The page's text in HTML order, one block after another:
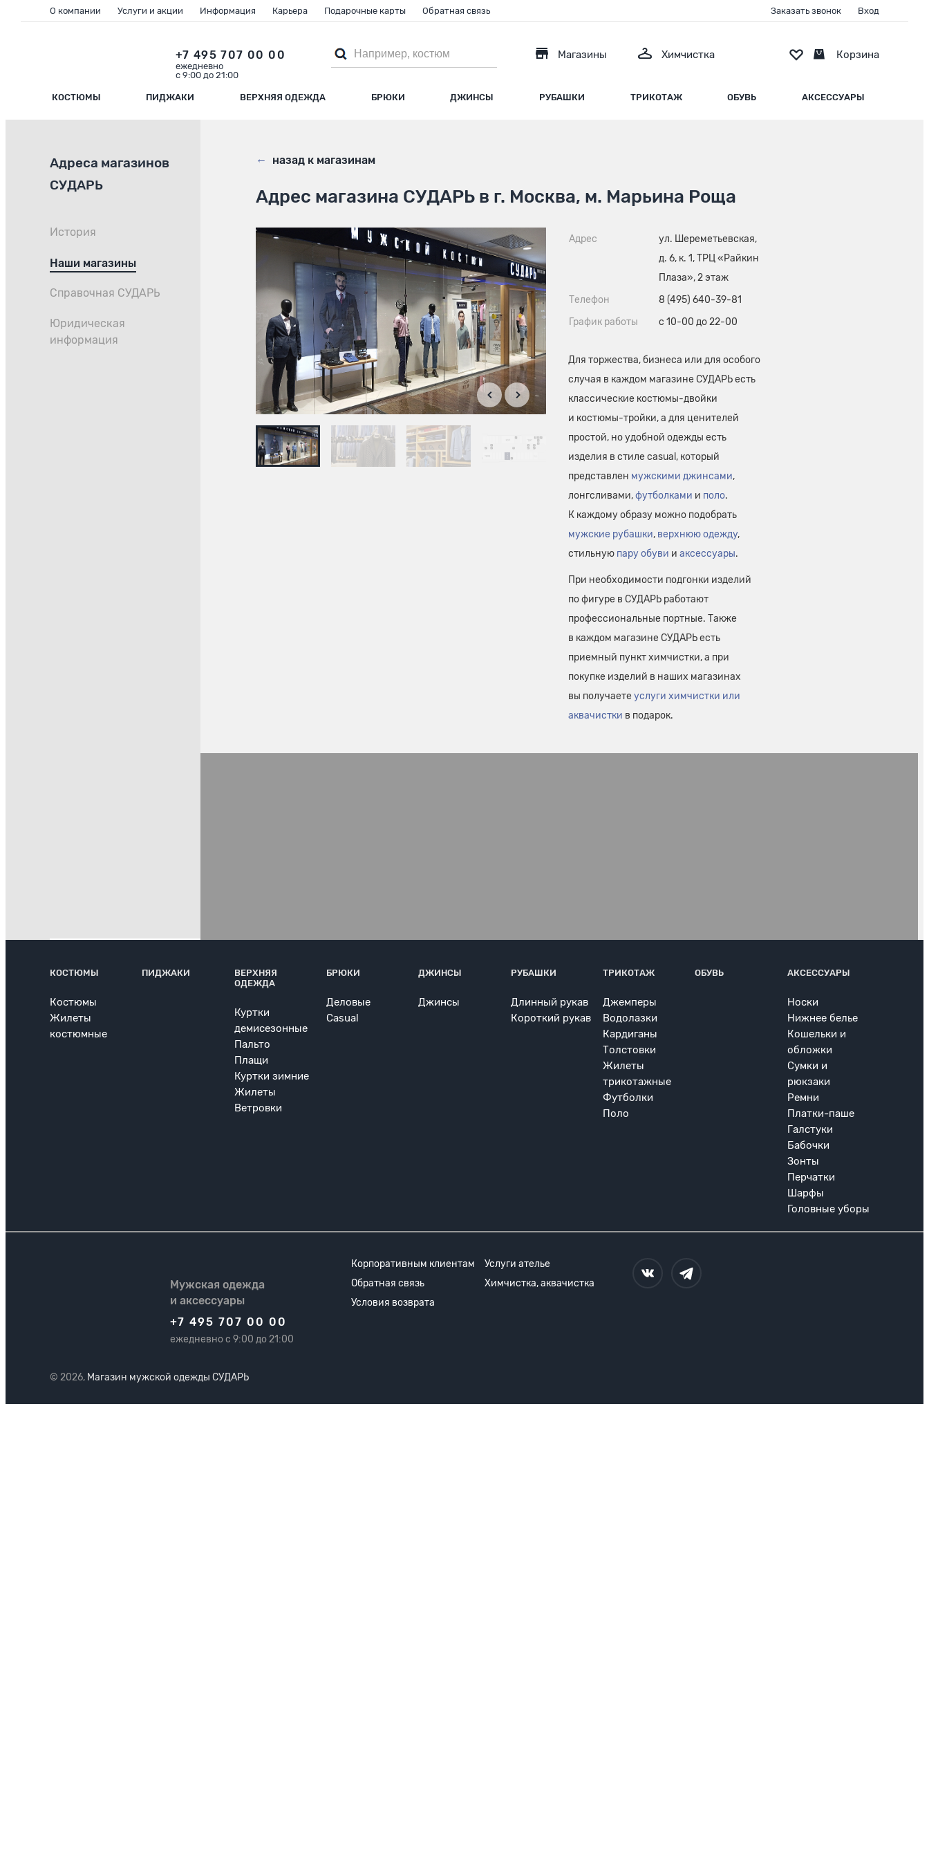
КОСТЮМЫ ПИДЖАКИ ВЕРХНЯЯ ОДЕЖДА БРЮКИ ДЖИНСЫ РУБАШКИ ТРИКОТАЖ ОБУВЬ АКСЕССУАРЫ
+7 495 707 00 00
ежедневно
с 9:00 до 21:00
Магазины Химчистка
О компании Услуги и акции Информация Карьера Подарочные карты Обратная связь Заказать звонок Вход
Корзина
Адреса магазинов
СУДАРЬ
История
Наши магазины
Справочная СУДАРЬ
Юридическая
информация
← назад к магазинам
Адрес магазина СУДАРЬ в г. Москва, м. Марьина Роща
Адрес
ул. Шереметьевская,
д. 6, к. 1, ТРЦ «Райкин
Плаза», 2 этаж
Телефон
8 (495) 640-39-81
График работы
с 10-00 до 22-00
Для торжества, бизнеса или для особого
случая в каждом магазине СУДАРЬ есть
классические костюмы-двойки
и костюмы-тройки, а для ценителей
простой, но удобной одежды есть
изделия в стиле casual, который
представлен мужскими джинсами,
лонгсливами,футболками и поло.
К каждому образу можно подобрать
мужские рубашки, верхнюю одежду,
стильную пару обуви и аксессуары.
При необходимости подгонки изделий
по фигуре в СУДАРЬ работают
профессиональные портные. Также
в каждом магазине СУДАРЬ есть
приемный пункт химчистки, а при
покупке изделий в наших магазинах
вы получаетеуслуги химчистки или
аквачистки в подарок.
КОСТЮМЫ
Костюмы
Жилеты
костюмные
ПИДЖАКИ
ВЕРХНЯЯ
ОДЕЖДА
Куртки
демисезонные
Пальто
Плащи
Куртки зимние
Жилеты
Ветровки
БРЮКИ
Деловые
Casual
ДЖИНСЫ
Джинсы
РУБАШКИ
Длинный рукав
Короткий рукав
ТРИКОТАЖ
Джемперы
Водолазки
Кардиганы
Толстовки
Жилеты
трикотажные
Футболки
Поло
ОБУВЬ АКСЕССУАРЫ
Носки
Нижнее белье
Кошельки и
обложки
Сумки и
рюкзаки
Ремни
Платки-паше
Галстуки
Бабочки
Зонты
Перчатки
Шарфы
Головные уборы
Мужская одежда
и аксессуары
+7 495 707 00 00
ежедневно с 9:00 до 21:00
Корпоративным клиентам
Услуги ателье
Обратная связь
Химчистка, аквачистка
Условия возврата
© 2026, Магазин мужской одежды СУДАРЬ